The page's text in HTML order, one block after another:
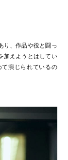
り、作品や役と闘っ
加えようとはしてい
演じられているの